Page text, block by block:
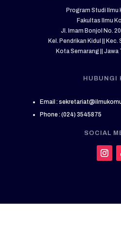
Program Studi Ilmu
Fakultas Ilmu
Jl. Imam Bonjol No.
Kel. Pendrikan Kidul ||
Kota Semarang || Jawa
HUBUNGI
Email :
Phone : (024) 3545875
SOCIAL